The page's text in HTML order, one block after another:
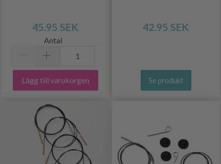
45.95 SEK
Antal
Lägg till varukorgen
42.95 SEK
Se produkt